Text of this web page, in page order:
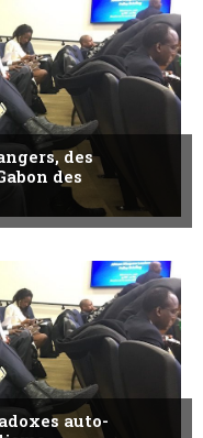
des
des
auto-